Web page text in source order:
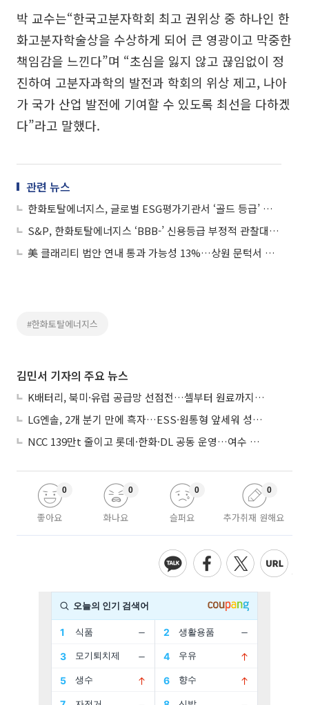
박 교수는“한국고분자학회 최고 권위상 중 하나인 한
화고분자학술상을 수상하게 되어 큰 영광이고 막중한
책임감을 느낀다”며 “초심을 잃지 않고 끊임없이 정
진하여 고분자과학의 발전과 학회의 위상 제고, 나아
가 국가 산업 발전에 기여할 수 있도록 최선을 다하겠
다”라고 말했다.
관련 뉴스
한화토탈에너지스, 글로벌 ESG평가기관서 ‘골드 등급’ 획득
S&P, 한화토탈에너지스 ‘BBB-’ 신용등급 부정적 관찰대상 지정
美 클래리티 법안 연내 통과 가능성 13%…상원 문턱서 제동
#한화토탈에너지스
김민서 기자의 주요 뉴스
K배터리, 북미·유럽 공급망 선점전…셀부터 원료까지 현지화
LG엔솔, 2개 분기 만에 흑자…ESS·원통형 앞세워 성장 가속
NCC 139만t 줄이고 롯데·한화·DL 공동 운영…여수 1호 본궤도
좋아요
0
화나요
0
슬퍼요
0
추가취재 원해요
0